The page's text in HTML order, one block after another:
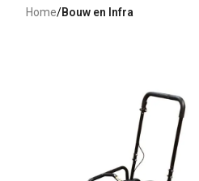
Home/Bouw en Infra